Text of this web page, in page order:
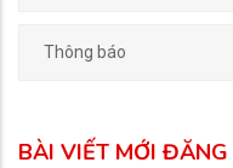
Thông báo
BÀI VIẾT MỚI ĐĂNG